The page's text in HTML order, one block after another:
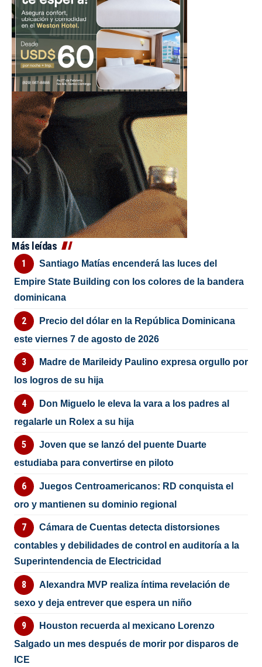
Más leídas
Santiago Matías encenderá las luces del
Empire State Building con los colores de la bandera
dominicana
Precio del dólar en la República Dominicana
este viernes 7 de agosto de 2026
Madre de Marileidy Paulino expresa orgullo por
los logros de su hija
Don Miguelo le eleva la vara a los padres al
regalarle un Rolex a su hija
Joven que se lanzó del puente Duarte
estudiaba para convertirse en piloto
Juegos Centroamericanos: RD conquista el
oro y mantienen su dominio regional
Cámara de Cuentas detecta distorsiones
contables y debilidades de control en auditoría a la
Superintendencia de Electricidad
Alexandra MVP realiza íntima revelación de
sexo y deja entrever que espera un niño
Houston recuerda al mexicano Lorenzo
Salgado un mes después de morir por disparos de
ICE